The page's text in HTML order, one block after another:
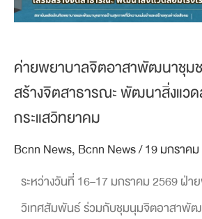
ค่ายพยาบาลจิตอาสาพัฒนาชุมช
สร้างจิตสาธารณะ พัฒนาสิ่งแวด
กระแสวิทยาคม
Bcnn News, Bcnn News/19 มกราค
ระหว่างวันที่ 16–17 มกราคม 2569 ฝ่
วิเทศสัมพันธ์ ร่วมกับชุมนุมจิตอาสาพัฒ